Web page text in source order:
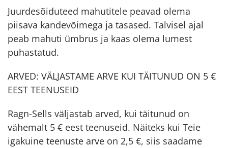
Juurdesõiduteed mahutitele peavad olema
piisava kandevõimega ja tasased. Talvisel ajal
peab mahuti ümbrus ja kaas olema lumest
puhastatud.
ARVED: VÄLJASTAME ARVE KUI TÄITUNUD ON 5 €
EEST TEENUSEID
Ragn-Sells väljastab arved, kui täitunud on
vähemalt 5 € eest teenuseid. Näiteks kui Teie
igakuine teenuste arve on 2,5 €, siis saadame